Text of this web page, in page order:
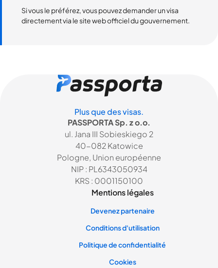
Si vous le préférez, vous pouvez demander un visa
directement via le site web officiel du gouvernement.
Plus que des visas.
PASSPORTA Sp. z o.o.
ul. Jana III Sobieskiego 2
40-082 Katowice
Pologne, Union européenne
NIP : PL6343050934
KRS : 0001150100
Mentions légales
Devenez partenaire
Conditions d'utilisation
Politique de confidentialité
Cookies